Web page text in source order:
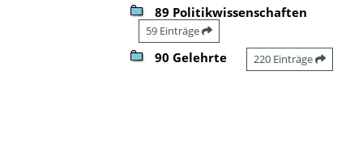
89 Politikwissenschaften
59 Einträge
90 Gelehrte 220 Einträge